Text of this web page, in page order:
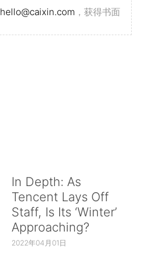
hello@caixin.com ，获得书面
In Depth: As
Tencent Lays Off
Staff, Is Its ‘Winter’
Approaching?
2022年04月01日